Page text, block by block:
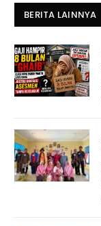
BERITA LAINNYA